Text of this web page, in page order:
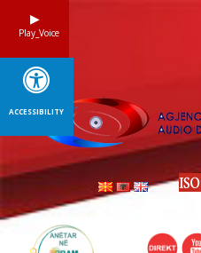
Play_Voice
ACCESSIBILITY